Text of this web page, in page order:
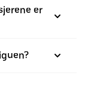
er